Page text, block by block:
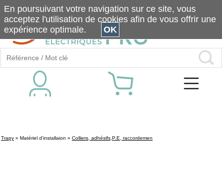
Trapy » Matériel d'installaion » Colliers, adhésifs,P.E, raccordemen
En poursuivant votre navigation sur ce site, vous
acceptez l'utilisation de cookies afin de vous offrir une
expérience optimale.
OK